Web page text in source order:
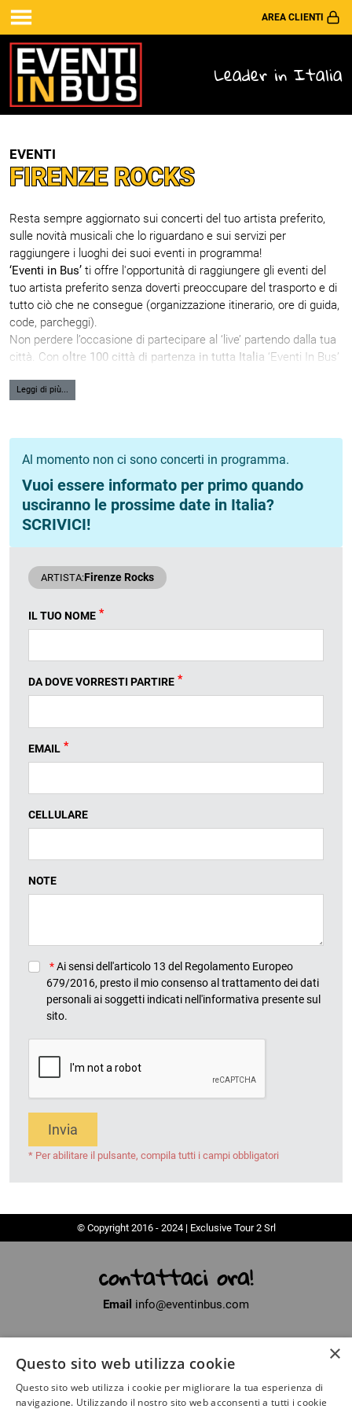
AREA CLIENTI
Leader in Italia
EVENTI
FIRENZE ROCKS
Resta sempre aggiornato sui concerti del tuo artista preferito,
sulle novità musicali che lo riguardano e sui servizi per
raggiungere i luoghi dei suoi eventi in programma!
‘Eventi in Bus’ ti offre l'opportunità di raggiungere gli eventi del
tuo artista preferito senza doverti preoccupare del trasporto e di
tutto ciò che ne consegue (organizzazione itinerario, ore di guida,
code, parcheggi).
Non perdere l’occasione di partecipare al ‘live’ partendo dalla tua
città. Con oltre 100 città di partenza in tutta Italia ‘Eventi In Bus’
risparmio, comfort e adattabilità alle tue esigenze.
Leggi di più...
Al momento non ci sono concerti in programma.
Vuoi essere informato per primo quando
usciranno le prossime date in Italia?
SCRIVICI!
ARTISTA:Firenze Rocks
IL TUO NOME *
DA DOVE VORRESTI PARTIRE *
EMAIL *
CELLULARE
NOTE
*Ai sensi dell'articolo 13 del Regolamento Europeo
679/2016, presto il mio consenso al trattamento dei dati
personali ai soggetti indicati nell'informativa presente sul
sito.
Invia
* Per abilitare il pulsante, compila tutti i campi obbligatori
© Copyright 2016 - 2024 | Exclusive Tour 2 Srl
contattaci ora!
Email info@eventinbus.com
Partita Iva01371040450
Iscritto al registro delle Imprese di La Spezia
×
Questo sito web utilizza cookie
Questo sito web utilizza i cookie per migliorare la tua esperienza di
navigazione. Utilizzando il nostro sito web acconsenti a tutti i cookie